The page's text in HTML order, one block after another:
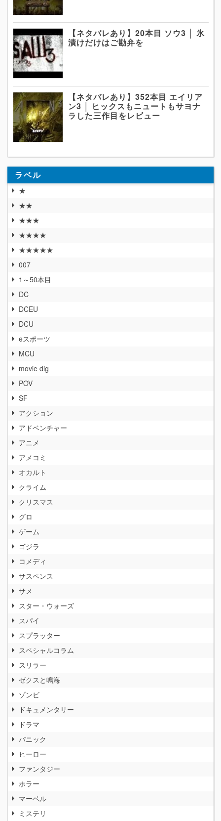
【ネタバレあり】20本目 ソウ3 │ 氷
漬けだけはご勘弁を
【ネタバレあり】352本目 エイリア
ン3 │ ヒックスもニュートもサヨナ
ラした三作目をレビュー
ラベル
★
★★
★★★
★★★★
★★★★★
007
1～50本目
DC
DCEU
DCU
eスポーツ
MCU
movie dig
POV
SF
アクション
アドベンチャー
アニメ
アメコミ
オカルト
クライム
クリスマス
グロ
ゲーム
ゴジラ
コメディ
サスペンス
サメ
スター・ウォーズ
スパイ
スプラッター
スペシャルコラム
スリラー
ゼクスと鳴海
ゾンビ
ドキュメンタリー
ドラマ
パニック
ヒーロー
ファンタジー
ホラー
マーベル
ミステリ